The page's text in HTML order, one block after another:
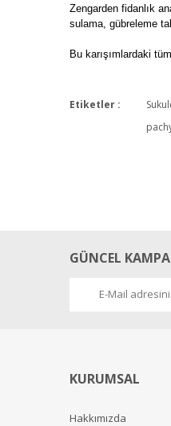
Zengarden fidanlık
sulama, gübreleme
Bu karışımlardaki
Etiketler :
GÜNCEL
KURUMSAL
Hakkımızda